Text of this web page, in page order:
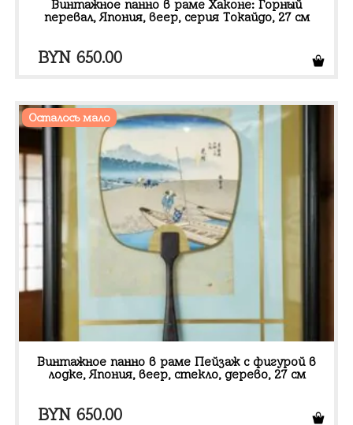
Винтажное панно в раме Хаконе: Горный
перевал, Япония, веер, серия Токайдо, 27 см
BYN 650.00
Осталось мало
Винтажное панно в раме Пейзаж с фигурой в
лодке, Япония, веер, стекло, дерево, 27 см
BYN 650.00